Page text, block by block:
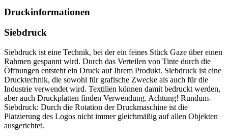
Druckinformationen
Siebdruck
Siebdruck ist eine Technik, bei der ein feines Stück Gaze über einen
Rahmen gespannt wird. Durch das Verteilen von Tinte durch die
Öffnungen entsteht ein Druck auf Ihrem Produkt. Siebdruck ist eine
Drucktechnik, die sowohl für grafische Zwecke als auch für die
Industrie verwendet wird. Textilien können damit bedruckt werden,
aber auch Druckplatten finden Verwendung. Achtung! Rundum-
Siebdruck: Durch die Rotation der Druckmaschine ist die
Platzierung des Logos nicht immer gleichmäßig auf allen Objekten
ausgerichtet.